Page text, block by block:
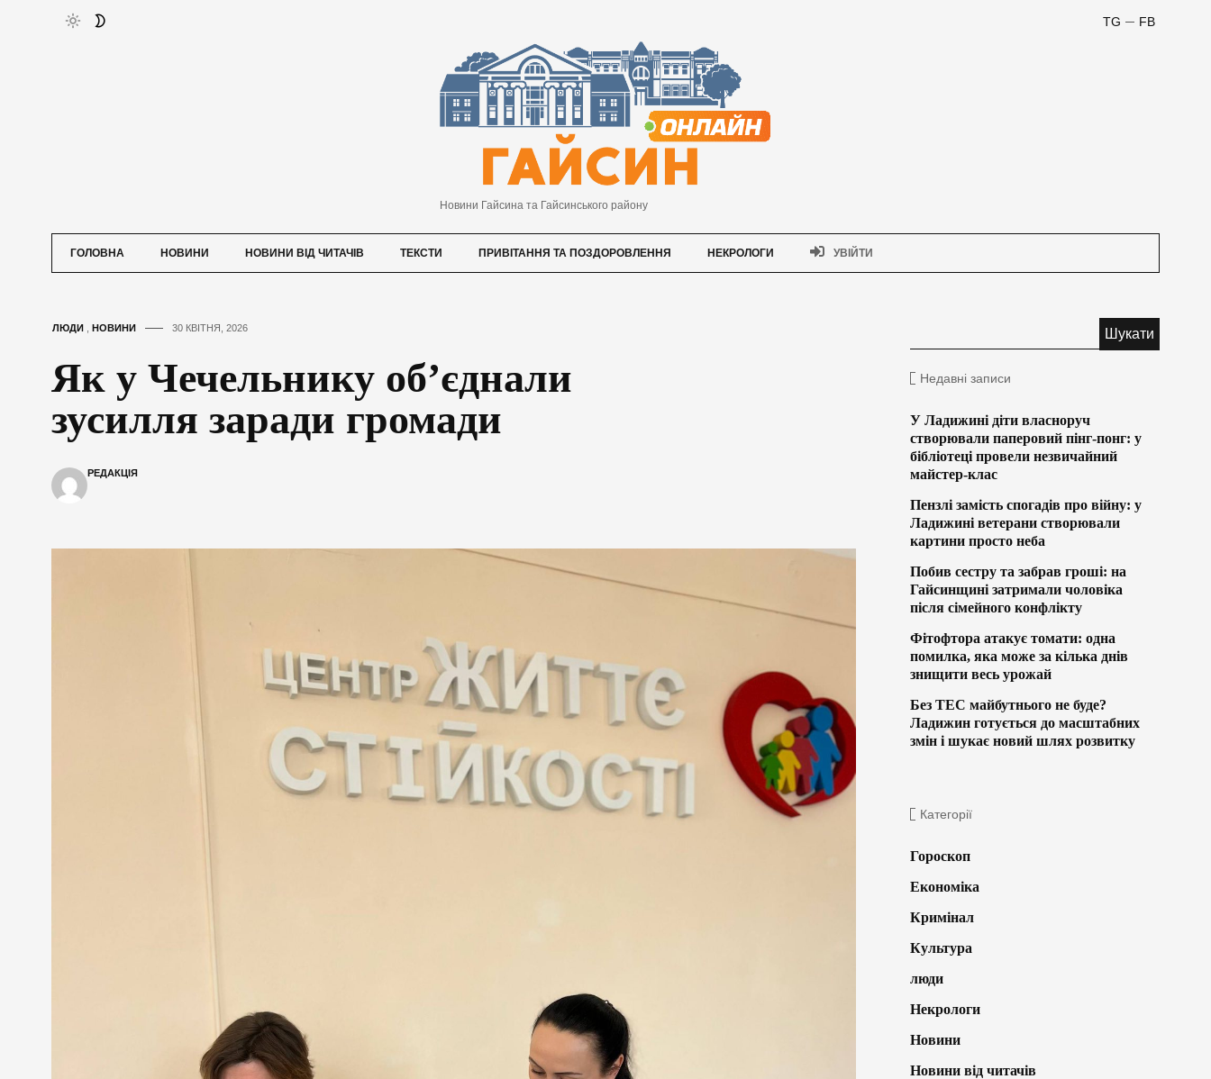
FB
TG
Новини Гайсина та Гайсинського району
ГОЛОВНА НОВИНИ НОВИНИ ВІД ЧИТАЧІВ ТЕКСТИ ПРИВІТАННЯ ТА ПОЗДОРОВЛЕННЯ НЕКРОЛОГИ УВІЙТИ
ЛЮДИ НОВИНИ 30 КВІТНЯ, 2026
Як у Чечельнику об’єднали
зусилля заради громади
РЕДАКЦІЯ
Недавні записи
У Ладижині діти власноруч
створювали паперовий пінг-понг: у
бібліотеці провели незвичайний
майстер-клас
Пензлі замість спогадів про війну: у
Ладижині ветерани створювали
картини просто неба
Побив сестру та забрав гроші: на
Гайсинщині затримали чоловіка
після сімейного конфлікту
Фітофтора атакує томати: одна
помилка, яка може за кілька днів
знищити весь урожай
Без ТЕС майбутнього не буде?
Ладижин готується до масштабних
змін і шукає новий шлях розвитку
Категорії
Гороскоп
Економіка
Кримінал
Культура
люди
Некрологи
Новини
Новини від читачів